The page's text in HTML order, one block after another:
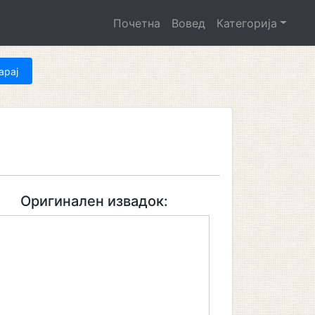
Почетна Вовед Категорија
Оригинален извадок: